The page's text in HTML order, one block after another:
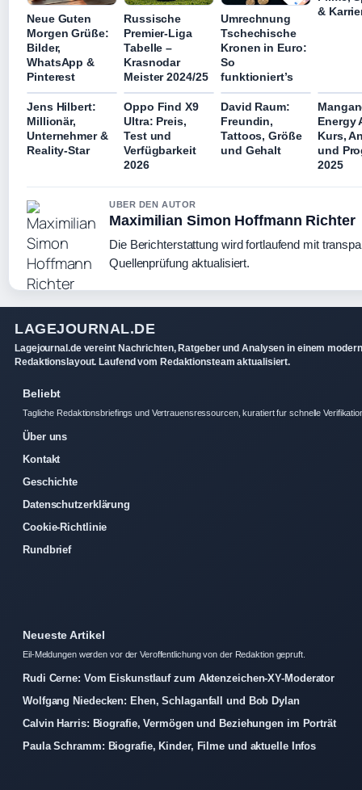
Neue Guten
Morgen Grüße:
Bilder,
WhatsApp &
Pinterest
Russische
Premier-Liga
Tabelle –
Krasnodar
Meister 2024/25
Umrechnung
Tschechische
Kronen in Euro:
So
funktioniert’s
&
Jens Hilbert:
Millionär,
Unternehmer &
Reality-Star
Oppo Find X9
Ultra: Preis,
Test und
Verfügbarkeit
2026
David Raum:
Freundin,
Tattoos, Größe
und Gehalt
Energy
Kurs,
und
2025
UBER DEN AUTOR
Maximilian Simon Hoffmann Richter
Die Berichterstattung wird fortlaufend mit
Quellenprüfung aktualisiert.
LAGEJOURNAL.DE
Lagejournal.de vereint Nachrichten, Ratgeber und Analysen in einem
Redaktionslayout. Laufend vom Redaktionsteam aktualisiert.
Beliebt
Tagliche Redaktionsbriefings und Vertrauensressourcen, kuratiert fur schnelle
Über uns
Kontakt
Geschichte
Datenschutzerklärung
Cookie-Richtlinie
Rundbrief
Neueste Artikel
Eil-Meldungen werden vor der Veroffentlichung von der Redaktion gepruft.
Rudi Cerne: Vom Eiskunstlauf zum Aktenzeichen-XY-Moderator
Wolfgang Niedecken: Ehen, Schlaganfall und Bob Dylan
Calvin Harris: Biografie, Vermögen und Beziehungen im Porträt
Paula Schramm: Biografie, Kinder, Filme und aktuelle Infos